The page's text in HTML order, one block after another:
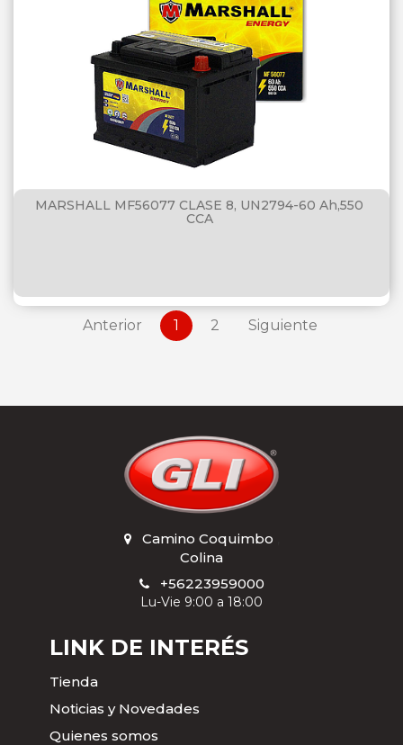
MARSHALL MF56077 CLASE 8, UN2794-60 Ah,550
CCA
Anterior 1 2 Siguiente
Camino Coquimbo
Colina
+56223959000
Lu-Vie 9:00 a 18:00
LINK DE INTERÉS
Tienda
Noticias y Novedades
Quienes somos